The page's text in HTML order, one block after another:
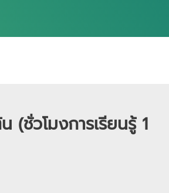
(ชั่วโมงการเรียนรู้ 1